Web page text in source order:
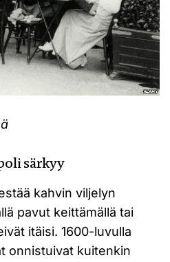
särkyy
kahvin viljelyn
pavut keittämällä tai
itäisi. 1600-luvulla
onnistuivat kuitenkin